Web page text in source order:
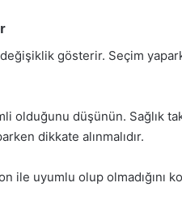
gösterir. Seçim
olduğunu düşünün. Sağlık
dikkate alınmalıdır.
ile uyumlu olup olmadığını